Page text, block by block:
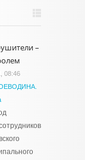
–
08:46